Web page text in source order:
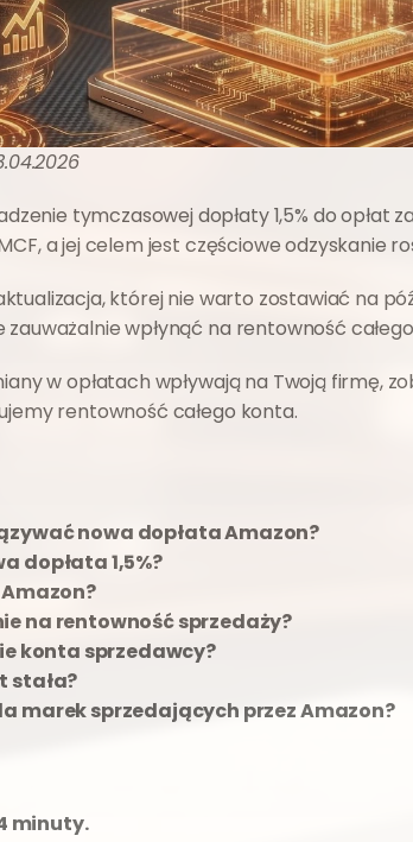
tymczasowej dopłaty 1,5% do opłat
a jej celem jest częściowe odzyskanie
której nie warto zostawiać na
zauważalnie wpłynąć na rentowność
w opłatach wpływają na Twoją firmę,
rentowność całego konta.
nowa dopłata Amazon?
dopłata 1,5%?
na rentowność sprzedaży?
konta sprzedawcy?
stała?
marek sprzedających przez Amazon?
minuty.